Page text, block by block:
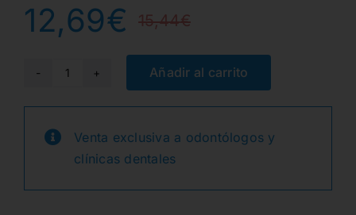
15,44€El
precio
original
era:
15,44€.
12,69€
El
precio
actual
es:
12,69€.
Z6
HYDRA
DESINF.MANOS
Litro
Añadir al carrito
Venta exclusiva a odontólogos y
clínicas dentales